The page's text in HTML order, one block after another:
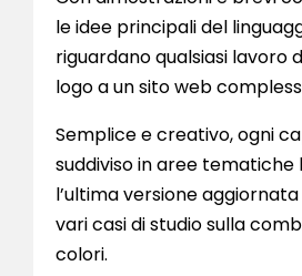
le idee principali del
riguardano qualsiasi lavoro
logo a un sito web
Semplice e creativo, ogni
suddiviso in aree tematiche
l’ultima versione
vari casi di studio sulla
colori.